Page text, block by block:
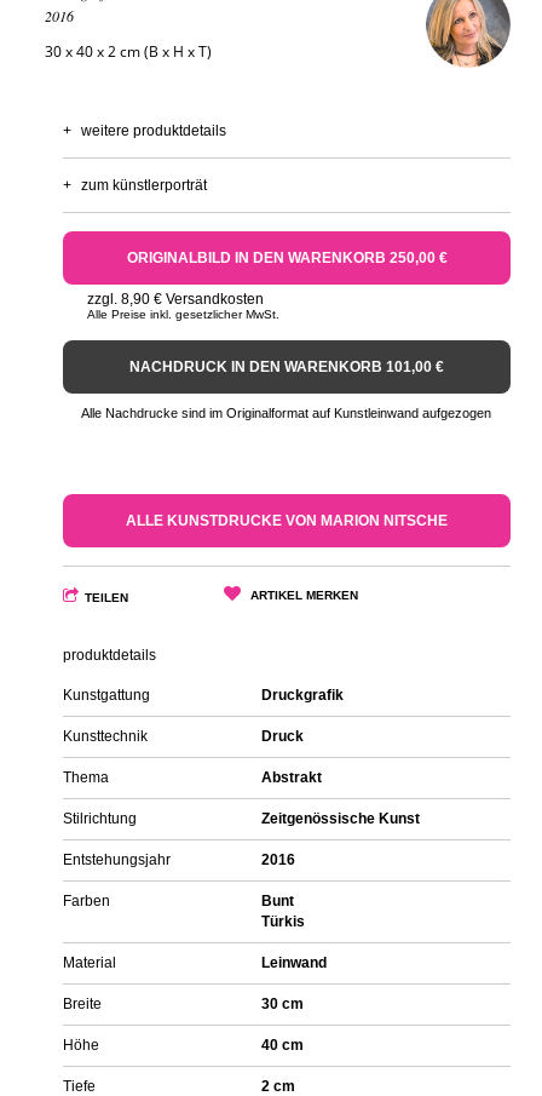
2016
30 x 40 x 2 cm (B x H x T)
+ weitere produktdetails
+ zum künstlerporträt
ORIGINALBILD IN DEN WARENKORB 250,00 €
zzgl. 8,90 € Versandkosten
Alle Preise inkl. gesetzlicher MwSt.
NACHDRUCK IN DEN WARENKORB 101,00 €
Alle Nachdrucke sind im Originalformat auf Kunstleinwand aufgezogen
ALLE KUNSTDRUCKE VON MARION NITSCHE
TEILEN ARTIKEL MERKEN
produktdetails
Kunstgattung Druckgrafik
Kunsttechnik Druck
Thema Abstrakt
Stilrichtung Zeitgenössische Kunst
Entstehungsjahr 2016
Farben
Bunt
Türkis
Material Leinwand
Breite 30 cm
Höhe 40 cm
Tiefe 2 cm